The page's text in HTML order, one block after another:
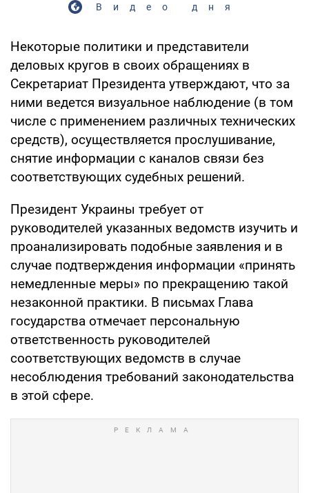
Видео дня
Некоторые политики и представители
деловых кругов в своих обращениях в
Секретариат Президента утверждают, что за
ними ведется визуальное наблюдение (в том
числе с применением различных технических
средств), осуществляется прослушивание,
снятие информации с каналов связи без
соответствующих судебных решений.
Президент Украины требует от
руководителей указанных ведомств изучить и
проанализировать подобные заявления и в
случае подтверждения информации «принять
немедленные меры» по прекращению такой
незаконной практики. В письмах Глава
государства отмечает персональную
ответственность руководителей
соответствующих ведомств в случае
несоблюдения требований законодательства
в этой сфере.